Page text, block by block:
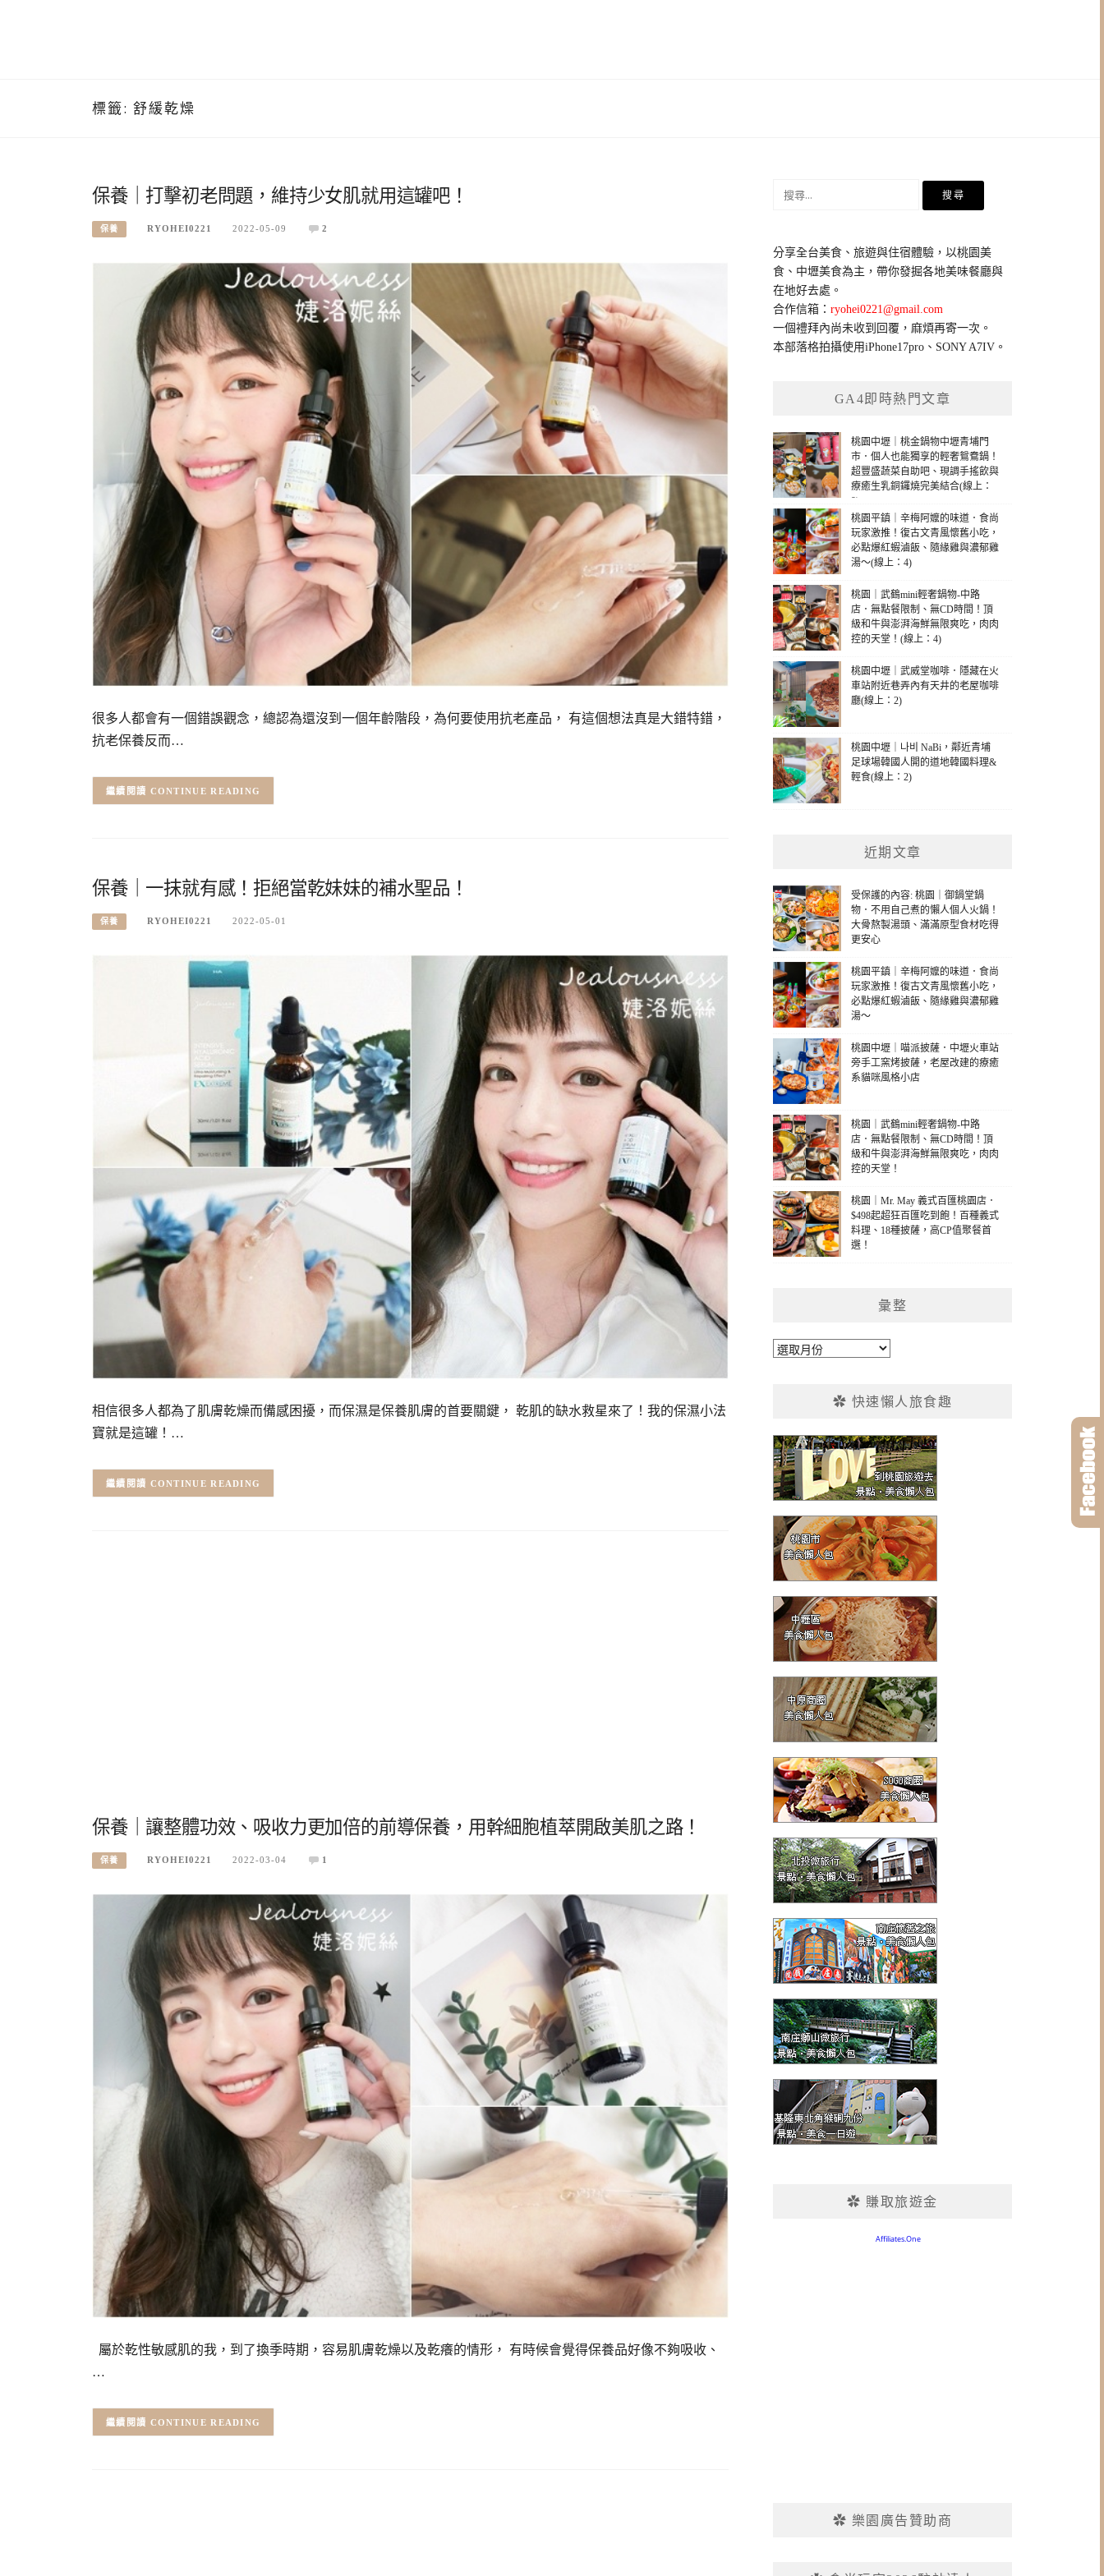
標籤: 舒緩乾燥
保養｜打擊初老問題，維持少女肌就用這罐吧！
保養 RYOHEI0221 2022-05-09 2
很多人都會有一個錯誤觀念，總認為還沒到一個年齡階段，為何要使用抗老產品， 有這個想法真是大錯特錯，
抗老保養反而…
CONTINUE READING
保養｜一抹就有感！拒絕當乾妹妹的補水聖品！
保養 RYOHEI0221 2022-05-01
相信很多人都為了肌膚乾燥而備感困擾，而保濕是保養肌膚的首要關鍵， 乾肌的缺水救星來了！我的保濕小法
寶就是這罐！…
CONTINUE READING
保養｜讓整體功效、吸收力更加倍的前導保養，用幹細胞植萃開啟美肌之路！
保養 RYOHEI0221 2022-03-04 1
屬於乾性敏感肌的我，到了換季時期，容易肌膚乾燥以及乾癢的情形， 有時候會覺得保養品好像不夠吸收、
…
CONTINUE READING
鍵
字:
分享全台美食、旅遊與住宿體驗，以桃園美
食、中壢美食為主，帶你發掘各地美味餐廳與
在地好去處。
合作信箱：ryohei0221@gmail.com
一個禮拜內尚未收到回覆，麻煩再寄一次。
本部落格拍攝使用iPhone17pro、SONY A7IV。
GA4即時熱門文章
桃園中壢｜桃金鍋物中壢青埔門
市．個人也能獨享的輕奢鴛鴦鍋！
超豐盛蔬菜自助吧、現調手搖飲與
療癒生乳銅鑼燒完美結合(線上：
9)
桃園平鎮｜辛梅阿嬤的味道．食尚
玩家激推！復古文青風懷舊小吃，
必點爆紅蝦滷飯、隨緣雞與濃郁雞
湯～(線上：4)
桃園｜武鶴mini輕奢鍋物-中路
店．無點餐限制、無CD時間！頂
級和牛與澎湃海鮮無限爽吃，肉肉
控的天堂！(線上：4)
桃園中壢｜武威堂咖啡．隱藏在火
車站附近巷弄內有天井的老屋咖啡
廳(線上：2)
桃園中壢｜나비 NaBi，鄰近青埔
足球場韓國人開的道地韓國料理&
輕食(線上：2)
近期文章
受保護的內容: 桃園｜御鍋堂鍋
物．不用自己煮的懶人個人火鍋！
大骨熬製湯頭、滿滿原型食材吃得
更安心
桃園平鎮｜辛梅阿嬤的味道．食尚
玩家激推！復古文青風懷舊小吃，
必點爆紅蝦滷飯、隨緣雞與濃郁雞
湯～
桃園中壢｜喵派披薩．中壢火車站
旁手工窯烤披薩，老屋改建的療癒
系貓咪風格小店
桃園｜武鶴mini輕奢鍋物-中路
店．無點餐限制、無CD時間！頂
級和牛與澎湃海鮮無限爽吃，肉肉
控的天堂！
桃園｜Mr. May 義式百匯桃園店．
$498起超狂百匯吃到飽！百種義式
料理、18種披薩，高CP值聚餐首
選！
彙整
彙
✿ 快速懶人旅食趣
✿ 賺取旅遊金
✿ 樂園廣告贊助商